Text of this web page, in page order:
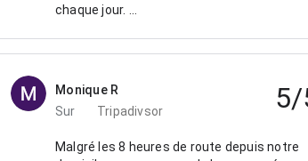
chaque jour. …
Monique R
Sur
Tripadivsor 5/
Malgré les 8 heures de route depuis notre